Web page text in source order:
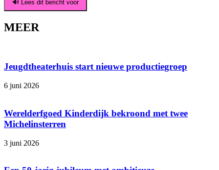
🔊 Lees dit bericht voor
MEER
Jeugdtheaterhuis start nieuwe productiegroep
6 juni 2026
Werelderfgoed Kinderdijk bekroond met twee
Michelinsterren
3 juni 2026